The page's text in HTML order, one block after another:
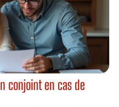
conjoint en cas de